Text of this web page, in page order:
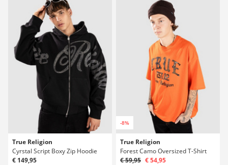
True Religion
Cyrstal Script Boxy Zip Hoodie
€ 149,95
-8%
True Religion
Forest Camo Oversized T-Shirt
€ 59,95 € 54,95